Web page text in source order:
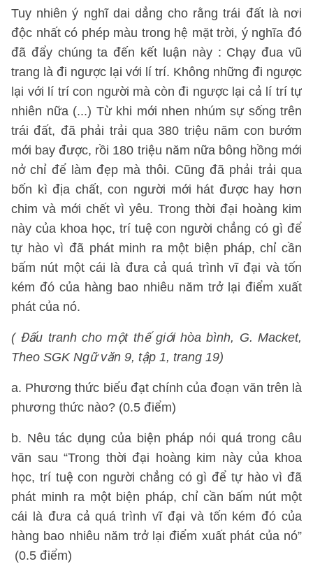
Tuy nhiên ý nghĩ dai dẳng cho rằng trái đất là nơi
độc nhất có phép màu trong hệ mặt trời, ý nghĩa đó
đã đẩy chúng ta đến kết luận này : Chạy đua vũ
trang là đi ngược lại với lí trí. Không những đi ngược
lại với lí trí con người mà còn đi ngược lại cả lí trí tự
nhiên nữa (...) Từ khi mới nhen nhúm sự sống trên
trái đất, đã phải trải qua 380 triệu năm con bướm
mới bay được, rồi 180 triệu năm nữa bông hồng mới
nở chỉ để làm đẹp mà thôi. Cũng đã phải trải qua
bốn kì địa chất, con người mới hát được hay hơn
chim và mới chết vì yêu. Trong thời đại hoàng kim
này của khoa học, trí tuệ con người chẳng có gì để
tự hào vì đã phát minh ra một biện pháp, chỉ cần
bấm nút một cái là đưa cả quá trình vĩ đại và tốn
kém đó của hàng bao nhiêu năm trở lại điểm xuất
phát của nó.
( Đấu tranh cho một thế giới hòa bình, G. Macket,
Theo SGK Ngữ văn 9, tập 1, trang 19)
a. Phương thức biểu đạt chính của đoạn văn trên là
phương thức nào? (0.5 điểm)
b. Nêu tác dụng của biện pháp nói quá trong câu
văn sau “Trong thời đại hoàng kim này của khoa
học, trí tuệ con người chẳng có gì để tự hào vì đã
phát minh ra một biện pháp, chỉ cần bấm nút một
cái là đưa cả quá trình vĩ đại và tốn kém đó của
hàng bao nhiêu năm trở lại điểm xuất phát của nó”
(0.5 điểm)